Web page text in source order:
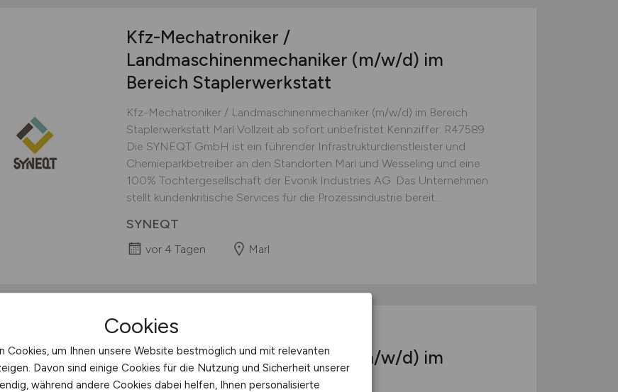
Kfz-Mechatroniker /
Landmaschinenmechaniker (m/w/d) im
Bereich Staplerwerkstatt
Kfz-Mechatroniker / Landmaschinenmechaniker (m/w/d) im Bereich
Staplerwerkstatt Marl Vollzeit ab sofort unbefristet Kennziffer: R47589
Die SYNEQT GmbH ist ein führender Infrastrukturdienstleister und
Chemieparkbetreiber an den Standorten Marl und Wesseling und eine
100% Tochtergesellschaft der Evonik Industries AG. Das Unternehmen
stellt kundenkritische Services für die Prozessindustrie bereit...
SYNEQT
vor 4 Tagen Marl
Kfz-Mechatroniker /
Landmaschinenmechaniker
(m/w/d) im
Bereich Staplerwerkstatt
Cookies
Cookies, um Ihnen unsere Website bestmöglich und mit relevanten
Davon sind einige Cookies für die Nutzung und Sicherheit unserer
während andere Cookies dabei helfen, Ihnen personalisierte